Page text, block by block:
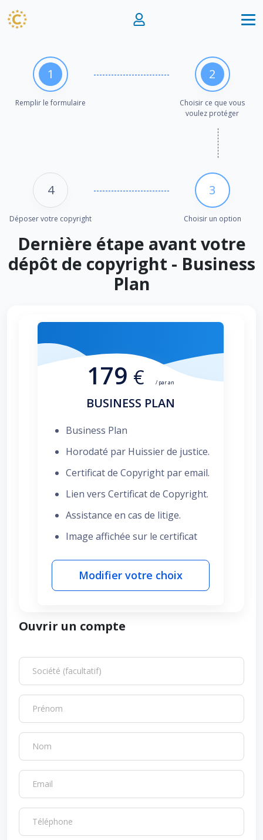
1
Remplir le formulaire
2
Choisir ce que vous
voulez protéger
3
Choisir un option
4
Déposer votre copyright
Dernière étape avant votre
dépôt de copyright - Business
Plan
179 € / par an
BUSINESS PLAN
Business Plan
Horodaté par Huissier de justice.
Certificat de Copyright par email.
Lien vers Certificat de Copyright.
Assistance en cas de litige.
Image affichée sur le certificat
Modifier votre choix
Ouvrir un compte
Société (facultatif)
Prénom
Nom
Email
Téléphone